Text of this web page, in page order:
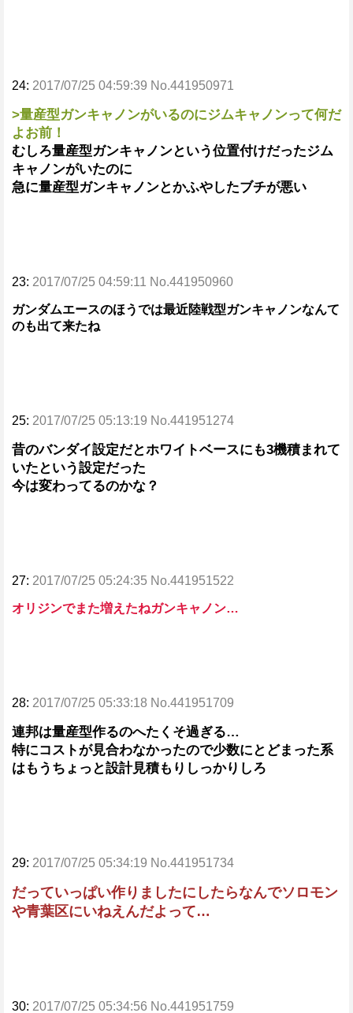
24: 2017/07/25 04:59:39 No.441950971
>量産型ガンキャノンがいるのにジムキャノンって何だ
よお前！
むしろ量産型ガンキャノンという位置付けだったジム
キャノンがいたのに
急に量産型ガンキャノンとかふやしたブチが悪い
23: 2017/07/25 04:59:11 No.441950960
ガンダムエースのほうでは最近陸戦型ガンキャノンなんて
のも出て来たね
25: 2017/07/25 05:13:19 No.441951274
昔のバンダイ設定だとホワイトベースにも3機積まれて
いたという設定だった
今は変わってるのかな？
27: 2017/07/25 05:24:35 No.441951522
オリジンでまた増えたねガンキャノン…
28: 2017/07/25 05:33:18 No.441951709
連邦は量産型作るのへたくそ過ぎる…
特にコストが見合わなかったので少数にとどまった系
はもうちょっと設計見積もりしっかりしろ
29: 2017/07/25 05:34:19 No.441951734
だっていっぱい作りましたにしたらなんでソロモン
や青葉区にいねえんだよって…
30: 2017/07/25 05:34:56 No.441951759